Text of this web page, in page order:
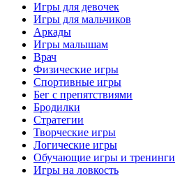
Игры для девочек
Игры для мальчиков
Аркады
Игры малышам
Врач
Физические игры
Спортивные игры
Бег с препятствиями
Бродилки
Стратегии
Творческие игры
Логические игры
Обучающие игры и тренинги
Игры на ловкость